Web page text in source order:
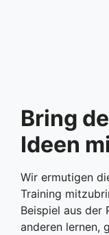
Bring
Ideen
Wir ermutigen
Training
Beispiel aus der
anderen lernen,